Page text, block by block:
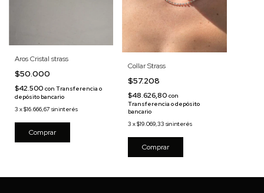
Aros Cristal strass
$50.000
$42.500 con Transferencia o
depósito bancario
3 x$16.666,67 sin interés
Collar Strass
$57.208
$48.626,80con
Transferencia o depósito
bancario
3 x$19.069,33 sin interés